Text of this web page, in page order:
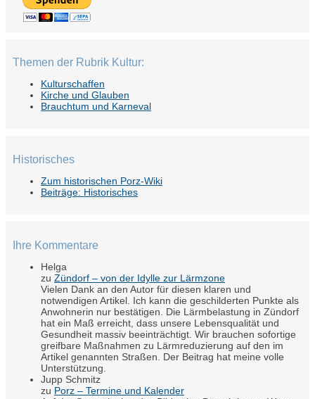
Themen der Rubrik Kultur:
Kulturschaffen
Kirche und Glauben
Brauchtum und Karneval
Historisches
Zum historischen Porz-Wiki
Beiträge: Historisches
Ihre Kommentare
Helga
zu Zündorf – von der Idylle zur Lärmzone
Vielen Dank an den Autor für diesen klaren und
notwendigen Artikel. Ich kann die geschilderten Punkte als
Anwohnerin nur bestätigen. Die Lärmbelastung in Zündorf
hat ein Maß erreicht, dass unsere Lebensqualität und
Gesundheit massiv beeinträchtigt. Wir brauchen sofortige
greifbare Maßnahmen zu Lärmreduzierung auf den im
Artikel genannten Straßen. Der Beitrag hat meine volle
Unterstützung.
Jupp Schmitz
zu Porz – Termine und Kalender